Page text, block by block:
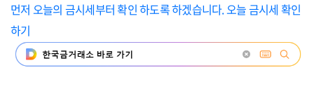
먼저 오늘의 금시세부터 확인 하도록 하겠습니다. 오늘 금시세 확인
하기